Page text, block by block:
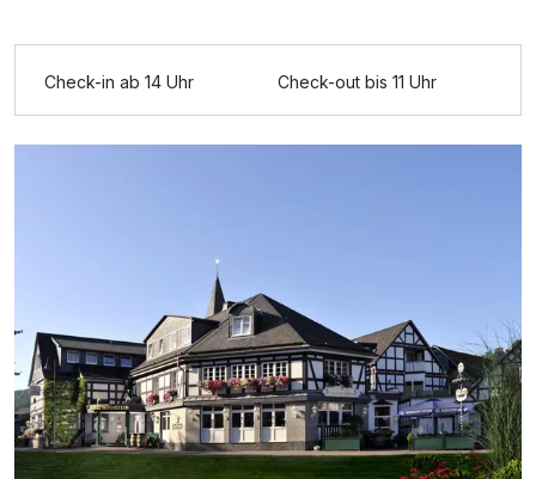
Doppelzimmer Komfort
Check-in ab 14 Uhr Check-out bis 11 Uhr